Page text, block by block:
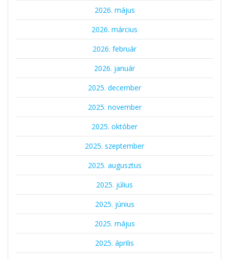
2026. május
2026. március
2026. február
2026. január
2025. december
2025. november
2025. október
2025. szeptember
2025. augusztus
2025. július
2025. június
2025. május
2025. április